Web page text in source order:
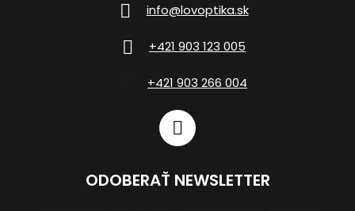
info@lovoptika.sk
+421 903 123 005
+421 903 266 004
ODOBERAŤ NEWSLETTER